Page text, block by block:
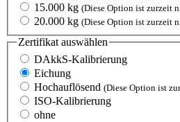
15.000 kg (Diese Option ist zurzeit
20.000 kg (Diese Option ist zurzeit
Zertifikat auswählen
DAkkS-Kalibrierung
Eichung
Hochauflösend (Diese Option ist
ISO-Kalibrierung
ohne